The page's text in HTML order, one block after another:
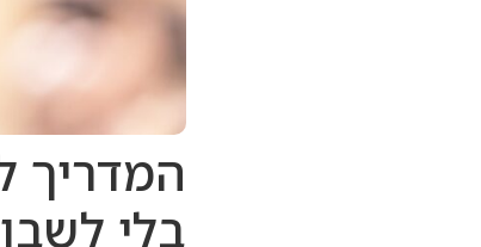
המדריך
בלי